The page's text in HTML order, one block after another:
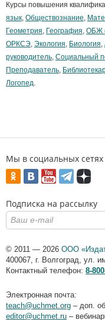
Курсы повышения
язык, Обществознание,
Геометрия, География, ОБЖ
ОРКСЭ, Экология, Биология,
руководитель, Социальный
Преподаватель,
Логопед.
Мы в социальных сетях
Подписка на рассылку
© 2011 — 2026 ООО
400067, г. Волгоград, ул.
Контактный телефон: 8-
Электронная почта:
teach@uchmet.org – доп.
editor@uchmet.ru –